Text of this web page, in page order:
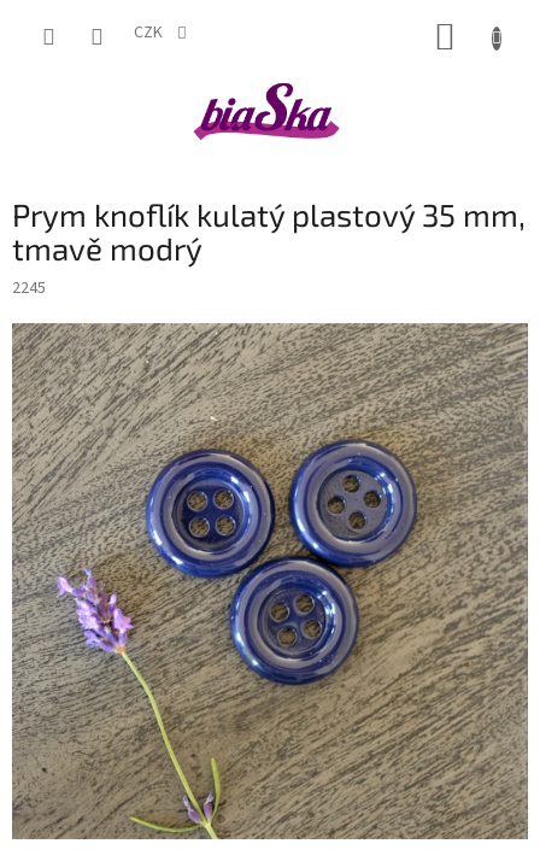
CZK
Prym knoflík kulatý plastový 35 mm,
tmavě modrý
2245